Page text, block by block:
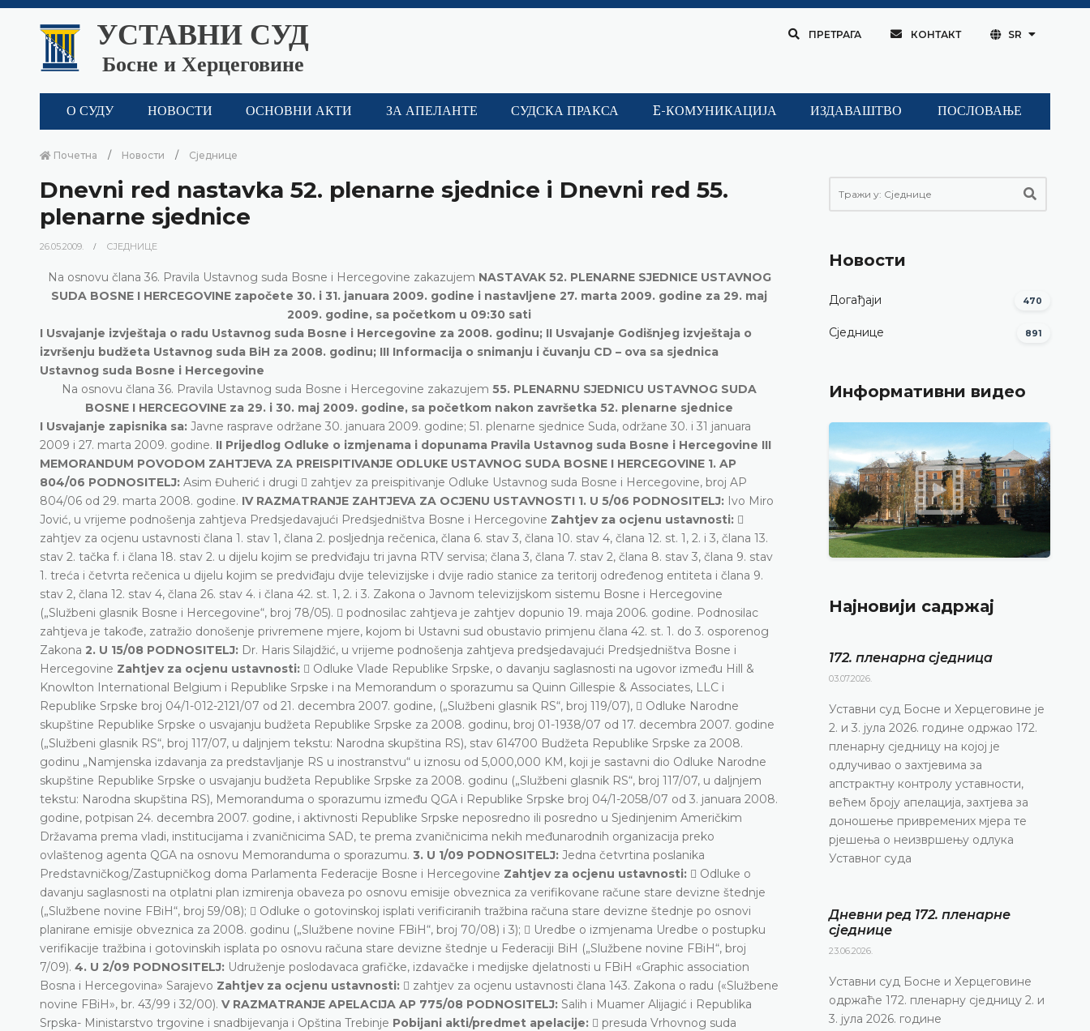
УСТАВНИ СУД
Босне и Херцеговине
ПРЕТРАГА КОНТАКТ SR
О СУДУ НОВОСТИ ОСНОВНИ АКТИ ЗА АПЕЛАНТЕ СУДСКА ПРАКСА E-КОМУНИКАЦИЈА ИЗДАВАШТВО ПОСЛОВАЊЕ
Почетна Новости Сједнице
Dnevni red nastavka 52. plenarne sjednice i Dnevni red 55.
plenarne sjednice
26.05.2009. СЈЕДНИЦЕ
Na osnovu člana 36. Pravila Ustavnog suda Bosne i Hercegovine zakazujem NASTAVAK 52. PLENARNE SJEDNICE USTAVNOG
SUDA BOSNE I HERCEGOVINE započete 30. i 31. januara 2009. godine i nastavljene 27. marta 2009. godine za 29. maj
2009. godine, sa početkom u 09:30 sati
I Usvajanje izvještaja o radu Ustavnog suda Bosne i Hercegovine za 2008. godinu; II Usvajanje Godišnjeg izvještaja o
izvršenju budžeta Ustavnog suda BiH za 2008. godinu; III Informacija o snimanju i čuvanju CD – ova sa sjednica
Ustavnog suda Bosne i Hercegovine
Na osnovu člana 36. Pravila Ustavnog suda Bosne i Hercegovine zakazujem 55. PLENARNU SJEDNICU USTAVNOG SUDA
BOSNE I HERCEGOVINE za 29. i 30. maj 2009. godine, sa početkom nakon završetka 52. plenarne sjednice
I Usvajanje zapisnika sa: Javne rasprave održane 30. januara 2009. godine; 51. plenarne sjednice Suda, održane 30. i 31 januara
2009 i 27. marta 2009. godine. II Prijedlog Odluke o izmjenama i dopunama Pravila Ustavnog suda Bosne i Hercegovine III
MEMORANDUM POVODOM ZAHTJEVA ZA PREISPITIVANJE ODLUKE USTAVNOG SUDA BOSNE I HERCEGOVINE 1. AP
804/06 PODNOSITELJ: Asim Đuherić i drugi  zahtjev za preispitivanje Odluke Ustavnog suda Bosne i Hercegovine, broj AP
804/06 od 29. marta 2008. godine. IV RAZMATRANJE ZAHTJEVA ZA OCJENU USTAVNOSTI 1. U 5/06 PODNOSITELJ: Ivo Miro
Jović, u vrijeme podnošenja zahtjeva Predsjedavajući Predsjedništva Bosne i Hercegovine Zahtjev za ocjenu ustavnosti: 
zahtjev za ocjenu ustavnosti člana 1. stav 1, člana 2. posljednja rečenica, člana 6. stav 3, člana 10. stav 4, člana 12. st. 1, 2. i 3, člana 13.
stav 2. tačka f. i člana 18. stav 2. u dijelu kojim se predviđaju tri javna RTV servisa; člana 3, člana 7. stav 2, člana 8. stav 3, člana 9. stav
1. treća i četvrta rečenica u dijelu kojim se predviđaju dvije televizijske i dvije radio stanice za teritorij određenog entiteta i člana 9.
stav 2, člana 12. stav 4, člana 26. stav 4. i člana 42. st. 1, 2. i 3. Zakona o Javnom televizijskom sistemu Bosne i Hercegovine
(„Službeni glasnik Bosne i Hercegovine“, broj 78/05).  podnosilac zahtjeva je zahtjev dopunio 19. maja 2006. godine. Podnosilac
zahtjeva je takođe, zatražio donošenje privremene mjere, kojom bi Ustavni sud obustavio primjenu člana 42. st. 1. do 3. osporenog
Zakona 2. U 15/08 PODNOSITELJ: Dr. Haris Silajdžić, u vrijeme podnošenja zahtjeva predsjedavajući Predsjedništva Bosne i
Hercegovine Zahtjev za ocjenu ustavnosti:  Odluke Vlade Republike Srpske, o davanju saglasnosti na ugovor između Hill &
Knowlton International Belgium i Republike Srpske i na Memorandum o sporazumu sa Quinn Gillespie & Associates, LLC i
Republike Srpske broj 04/1-012-2121/07 od 21. decembra 2007. godine, („Službeni glasnik RS“, broj 119/07),  Odluke Narodne
skupštine Republike Srpske o usvajanju budžeta Republike Srpske za 2008. godinu, broj 01-1938/07 od 17. decembra 2007. godine
(„Službeni glasnik RS“, broj 117/07, u daljnjem tekstu: Narodna skupština RS), stav 614700 Budžeta Republike Srpske za 2008.
godinu „Namjenska izdavanja za predstavljanje RS u inostranstvu“ u iznosu od 5,000,000 KM, koji je sastavni dio Odluke Narodne
skupštine Republike Srpske o usvajanju budžeta Republike Srpske za 2008. godinu („Službeni glasnik RS“, broj 117/07, u daljnjem
tekstu: Narodna skupština RS), Memoranduma o sporazumu između QGA i Republike Srpske broj 04/1-2058/07 od 3. januara 2008.
godine, potpisan 24. decembra 2007. godine, i aktivnosti Republike Srpske neposredno ili posredno u Sjedinjenim Američkim
Državama prema vladi, institucijama i zvaničnicima SAD, te prema zvaničnicima nekih međunarodnih organizacija preko
ovlaštenog agenta QGA na osnovu Memoranduma o sporazumu. 3. U 1/09 PODNOSITELJ: Jedna četvrtina poslanika
Predstavničkog/Zastupničkog doma Parlamenta Federacije Bosne i Hercegovine Zahtjev za ocjenu ustavnosti:  Odluke o
davanju saglasnosti na otplatni plan izmirenja obaveza po osnovu emisije obveznica za verifikovane račune stare devizne štednje
(„Službene novine FBiH“, broj 59/08);  Odluke o gotovinskoj isplati verificiranih tražbina računa stare devizne štednje po osnovi
planirane emisije obveznica za 2008. godinu („Službene novine FBiH“, broj 70/08) i 3);  Uredbe o izmjenama Uredbe o postupku
verifikacije tražbina i gotovinskih isplata po osnovu računa stare devizne štednje u Federaciji BiH („Službene novine FBiH“, broj
7/09). 4. U 2/09 PODNOSITELJ: Udruženje poslodavaca grafičke, izdavačke i medijske djelatnosti u FBiH «Graphic association
Bosna i Hercegovina» Sarajevo Zahtjev za ocjenu ustavnosti:  zahtjev za ocjenu ustavnosti člana 143. Zakona o radu («Službene
novine FBiH», br. 43/99 i 32/00). V RAZMATRANJE APELACIJA AP 775/08 PODNOSITELJ: Salih i Muamer Alijagić i Republika
Srpska- Ministarstvo trgovine i snadbijevanja i Opština Trebinje Pobijani akti/predmet apelacije:  presuda Vrhovnog suda
Новости
Догађаји 470
Сједнице 891
Информативни видео
Најновији садржај
172. пленарна сједницa
03.07.2026.
Уставни суд Босне и Херцеговине је
2. и 3. јула 2026. године одржао 172.
пленарну сједницу на којој је
одлучивао о захтјевима за
апстрактну контролу уставности,
већем броју апелација, захтјева за
доношење привремених мјера те
рјешења о неизвршењу одлука
Уставног суда
Дневни ред 172. пленарне
сједнице
23.06.2026.
Уставни суд Босне и Херцеговине
одржаће 172. пленарну сједницу 2. и
3. јула 2026. године